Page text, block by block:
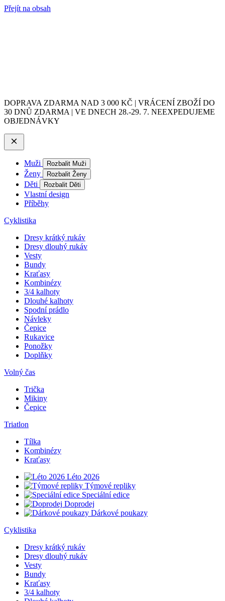
Přejít na obsah
DOPRAVA ZDARMA NAD 3 000 KČ | VRÁCENÍ ZBOŽÍ DO
30 DNŮ ZDARMA | VE DNECH 28.-29. 7. NEEXPEDUJEME
OBJEDNÁVKY
Muži Rozbalit Muži
Ženy Rozbalit Ženy
Děti Rozbalit Děti
Vlastní design
Příběhy
Cyklistika
Dresy krátký rukáv
Dresy dlouhý rukáv
Vesty
Bundy
Kraťasy
Kombinézy
3/4 kalhoty
Dlouhé kalhoty
Spodní prádlo
Návleky
Čepice
Rukavice
Ponožky
Doplňky
Volný čas
Trička
Mikiny
Čepice
Triatlon
Tílka
Kombinézy
Kraťasy
Léto 2026
Týmové repliky
Speciální edice
Doprodej
Dárkové poukazy
Cyklistika
Dresy krátký rukáv
Dresy dlouhý rukáv
Vesty
Bundy
Kraťasy
3/4 kalhoty